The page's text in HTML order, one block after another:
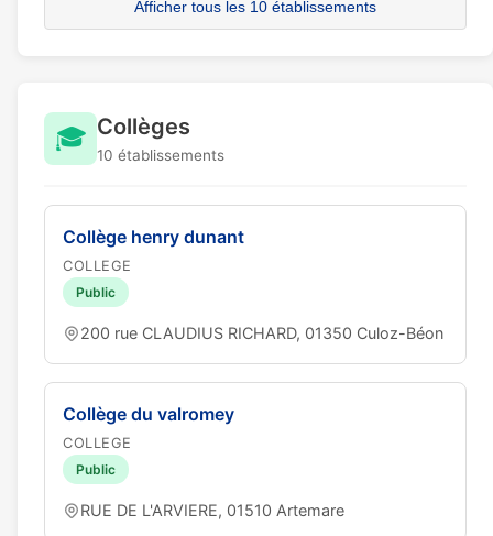
Afficher tous les 10 établissements
🎓 Collèges
10 établissements
Collège henry dunant
COLLEGE
Public
200 rue CLAUDIUS RICHARD, 01350 Culoz-Béon
Collège du valromey
COLLEGE
Public
RUE DE L'ARVIERE, 01510 Artemare